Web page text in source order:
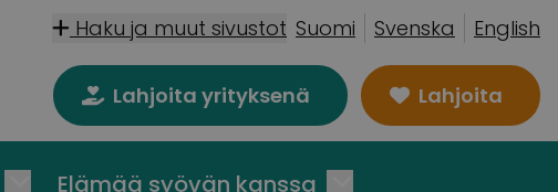
Haku ja muut sivustot Suomi Svenska English
Lahjoita yrityksenä Lahjoita
Elämää syövän kanssa